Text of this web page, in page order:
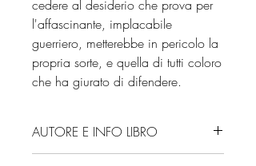
cedere al desiderio che prova per
l'affascinante, implacabile
guerriero, metterebbe in pericolo la
propria sorte, e quella di tutti coloro
che ha giurato di difendere.
AUTORE E INFO LIBRO